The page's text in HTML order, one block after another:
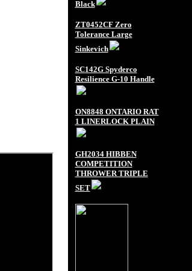
Black
ZT0452CF Zero
Tolerance Large
Sinkevich
SC142G Spyderco
Resilience G-10 Handle
ON8848 ONTARIO RAT
1 LINERLOCK PLAIN
GH2034 HIBBEN
COMPETITION
THROWER TRIPLE
SET